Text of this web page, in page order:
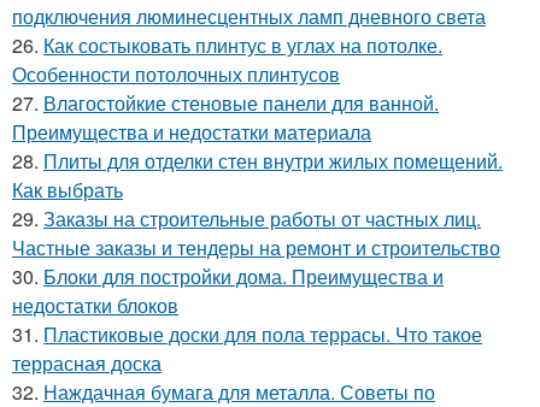
подключения люминесцентных ламп дневного света
26. Как состыковать плинтус в углах на потолке.
Особенности потолочных плинтусов
27. Влагостойкие стеновые панели для ванной.
Преимущества и недостатки материала
28. Плиты для отделки стен внутри жилых помещений.
Как выбрать
29. Заказы на строительные работы от частных лиц.
Частные заказы и тендеры на ремонт и строительство
30. Блоки для постройки дома. Преимущества и
недостатки блоков
31. Пластиковые доски для пола террасы. Что такое
террасная доска
32. Наждачная бумага для металла. Советы по